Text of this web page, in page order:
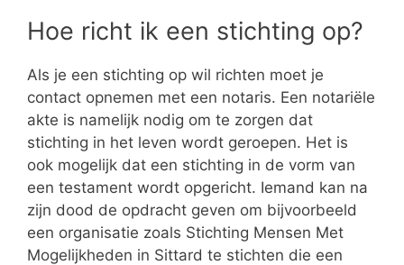
Hoe richt ik een stichting op?
Als je een stichting op wil richten moet je
contact opnemen met een notaris. Een notariële
akte is namelijk nodig om te zorgen dat
stichting in het leven wordt geroepen. Het is
ook mogelijk dat een stichting in de vorm van
een testament wordt opgericht. Iemand kan na
zijn dood de opdracht geven om bijvoorbeeld
een organisatie zoals Stichting Mensen Met
Mogelijkheden in Sittard te stichten die een